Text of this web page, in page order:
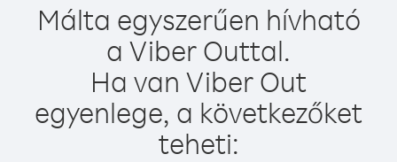
Málta egyszerűen hívható
a Viber Outtal.
Ha van Viber Out
egyenlege, a következőket
teheti: